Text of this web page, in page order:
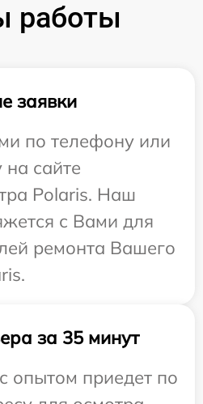
работы
заявки
по телефону или
на сайте
Polaris. Наш
с Вами для
ремонта Вашего
за 35 минут
опытом приедет по